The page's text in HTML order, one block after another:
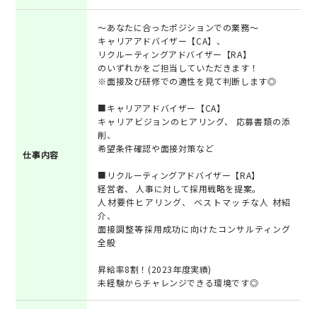
仕事内容
～あなたに合ったポジションでの業務～
キャリアアドバイザー【CA】、
リクルーティングアドバイザー【RA】
のいずれかをご担当していただきます！
※面接及び研修での適性を見て判断します◎
■キャリアアドバイザー【CA】
キャリアビジョンのヒアリング、 応募書類の添
削、
希望条件確認や面接対策など
■リクルーティングアドバイザー【RA】
経営者、 人事に対して採用戦略を提案。
人材要件ヒアリング、 ベストマッチな人 材紹
介、
面接調整等採用成功に向けたコンサルティング
全般
昇給率8割！(2023年度実績)
未経験からチャレンジできる環境です◎